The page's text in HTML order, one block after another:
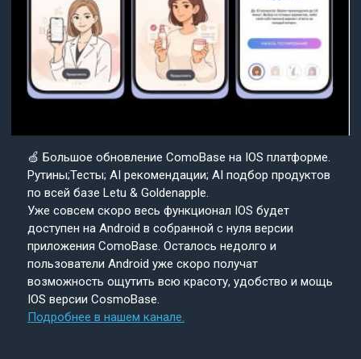
🍏 Большое обновление ComoBase на IOS платформе.
Рутины;Тесты; AI рекомендации; AI подбор продуктов
по всей базе Letu & Goldenapple.
Уже совсем скоро весь функционал IOS будет
доступен на Android в собранной с нуля версии
приложения ComoBase. Осталось недолго и
пользователи Android уже скоро получат
возможность ощутить всю красоту, удобство и мощь
IOS версии CosmoBase.
Подробнее в нашем канале.